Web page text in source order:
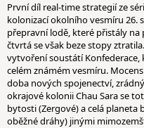
První díl real-time strategií ze
kolonizací okolního vesmíru 26.
přepravní lodě, které přistály na
čtvrtá se však beze stopy
vytvoření soustátí
celém známém vesmíru.
doba nových spojenectví,
okrajové kolonii Chau Sara se
bytosti (Zergové) a celá planeta
oběžné dráhy) jinými